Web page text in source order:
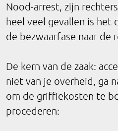
Nood-arrest, zijn
heel veel gevallen is het
de bezwaarfase naar de
De kern van de zaak:
niet van je overheid, ga
om de griffiekosten te
procederen: